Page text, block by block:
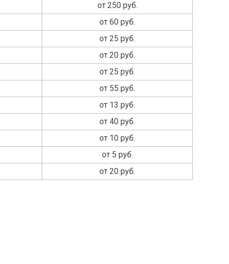
от 250 руб.
от 60 руб.
от 25 руб.
от 20 руб.
от 25 руб.
от 55 руб.
от 13 руб.
от 40 руб.
от 10 руб.
от 5 руб.
от 20 руб.